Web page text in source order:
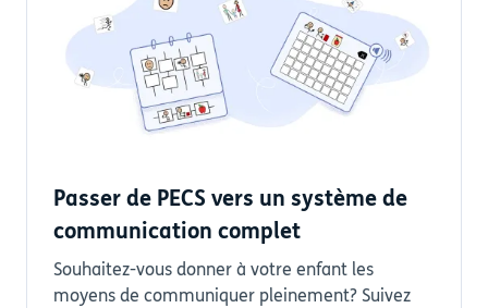
Passer de PECS vers un système de
communication complet
Souhaitez-vous donner à votre enfant les
moyens de communiquer pleinement? Suivez